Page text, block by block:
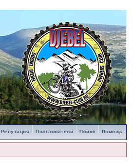
Помощь
Поиск
Пользователи
Репутация